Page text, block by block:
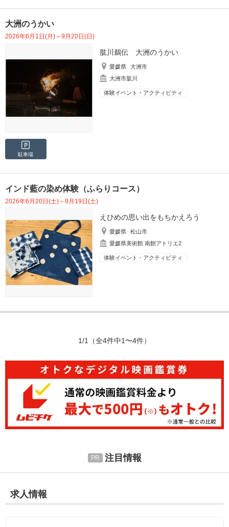
大洲のうかい
2026年6月1日(月)～9月20日(日)
肱川鵜伝 大洲のうかい
愛媛県
大洲市
大洲市肱川
体験イベント・アクティビティ
駐車場
インド藍の染め体験（ふらりコース）
2026年6月20日(土)～9月19日(土)
えひめの思い出をもちかえろう
愛媛県
松山市
愛媛県美術館 南館アトリエ2
体験イベント・アクティビティ
1/1 （全4件中1〜4件）
注目情報
求人情報